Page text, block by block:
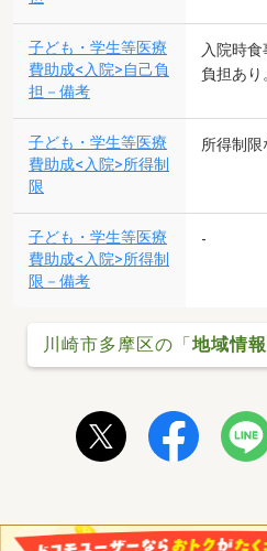
子ども・学生等医療
費助成<入院>自己負
担－備考
入院時
負担あり
子ども・学生等医療
費助成<入院>所得制
限
所得制限
子ども・学生等医療
費助成<入院>所得制
限－備考
-
川崎市多摩区の「地域情報